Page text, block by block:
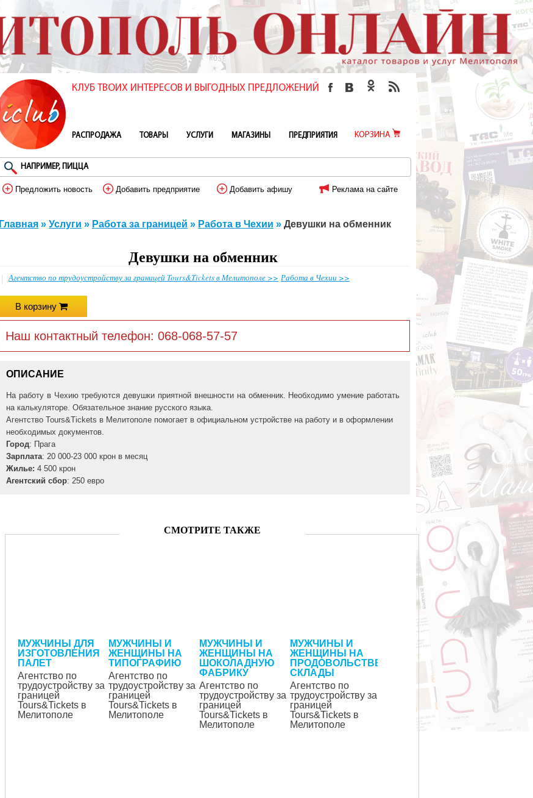
КЛУБ ТВОИХ ИНТЕРЕСОВ И ВЫГОДНЫХ ПРЕДЛОЖЕНИЙ
РАСПРОДАЖА ТОВАРЫ УСЛУГИ МАГАЗИНЫ ПРЕДПРИЯТИЯ КОРЗИНА
Предложить новость Добавить предприятие Добавить афишу Реклама на сайте
Главная » Услуги » Работа за границей » Работа в Чехии » Девушки на обменник
Девушки на обменник
Агентство по трудоустройству за границей Tours&Tickets в Мелитополе >> Работа в Чехии >>
В корзину
Наш контактный телефон: 068-068-57-57
ОПИСАНИЕ
На работу в Чехию требуются девушки приятной внешности на обменник. Необходимо умение работать
на калькуляторе. Обязательное знание русского языка.
Агентство Tours&Tickets в Мелитополе помогает в официальном устройстве на работу и в оформлении
необходимых документов.
Город: Прага
Зарплата: 20 000-23 000 крон в месяц
Жилье: 4 500 крон
Агентский сбор: 250 евро
СМОТРИТЕ ТАКЖЕ
МУЖЧИНЫ ДЛЯ
ИЗГОТОВЛЕНИЯ
ПАЛЕТ
Агентство по
трудоустройству за
границей
Tours&Tickets в
Мелитополе
МУЖЧИНЫ И
ЖЕНЩИНЫ НА
ТИПОГРАФИЮ
Агентство по
трудоустройству за
границей
Tours&Tickets в
Мелитополе
МУЖЧИНЫ И
ЖЕНЩИНЫ НА
ШОКОЛАДНУЮ
ФАБРИКУ
Агентство по
трудоустройству за
границей
Tours&Tickets в
Мелитополе
МУЖЧИНЫ И
ЖЕНЩИНЫ НА
ПРОДОВОЛЬСТВЕННЫЕ
СКЛАДЫ
Агентство по
трудоустройству за
границей
Tours&Tickets в
Мелитополе